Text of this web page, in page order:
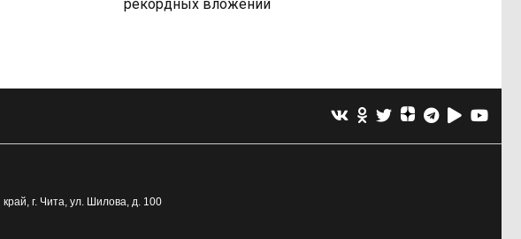
рекордных вложений
г. Чита, ул. Шилова, д. 100